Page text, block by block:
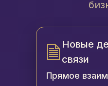
Новые
связи
Прямое